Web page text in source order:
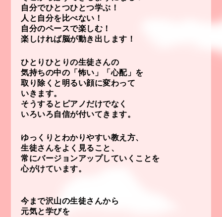
自分でひとつひとつ学ぶ！
人と自分を比べない！
自分のペースで楽しむ！
楽しければ脳が動き出します！
ひとりひとりの生徒さんの
気持ちの中の「怖い」「心配」を
取り除くと明るい顔に変わって
いきます。
そうするとピアノだけでなく
いろいろ自信が付いてきます。
ゆっくりとわかりやすい教え方、
生徒さんをよく見ること、
常にバージョンアップしていくことを
心がけています。
今まで沢山の生徒さんから
元気と学びを